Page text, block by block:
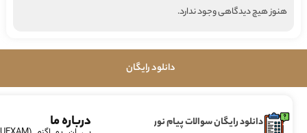
هنوز هیچ دیدگاهی وجود ندارد.
دانلود رایگان
دانلود رایگان سوالات پیام نور
درباره ما